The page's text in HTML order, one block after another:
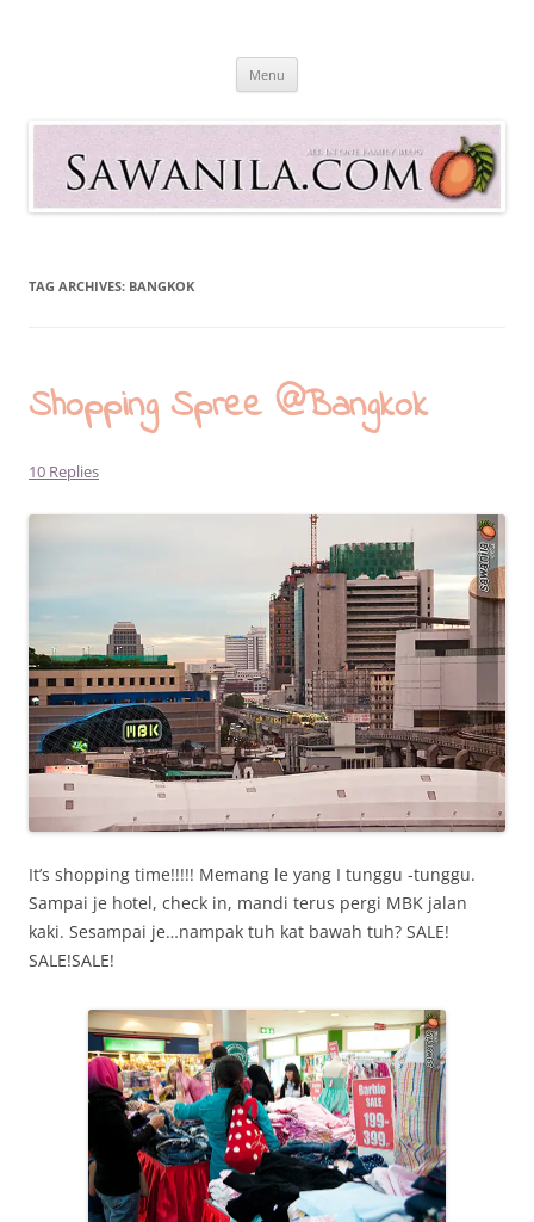
Sawanila.com
All In One Family Blog
Menu
TAG ARCHIVES: BANGKOK
Shopping Spree @Bangkok
10 Replies
It’s shopping time!!!!! Memang le yang I tunggu -tunggu.
Sampai je hotel, check in, mandi terus pergi MBK jalan
kaki. Sesampai je…nampak tuh kat bawah tuh? SALE!
SALE!SALE!